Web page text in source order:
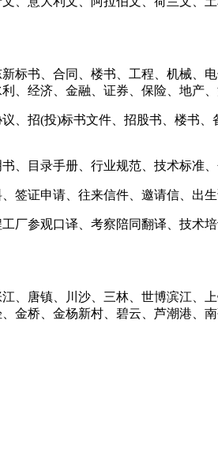
标书、合同、楼书、工程、机械、
、经济、金融、证券、保险、地产
、招(投)标书文件、招股书、楼书
、目录手册、行业规范、技术标准
签证申请、往来信件、邀请信、出
厂参观口译、考察陪同翻译、技
、唐镇、川沙、三林、世博滨江、
金桥、金杨新村、碧云、芦潮港